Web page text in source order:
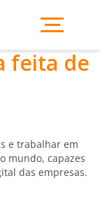
feita de
e trabalhar em
mundo, capazes
das empresas.